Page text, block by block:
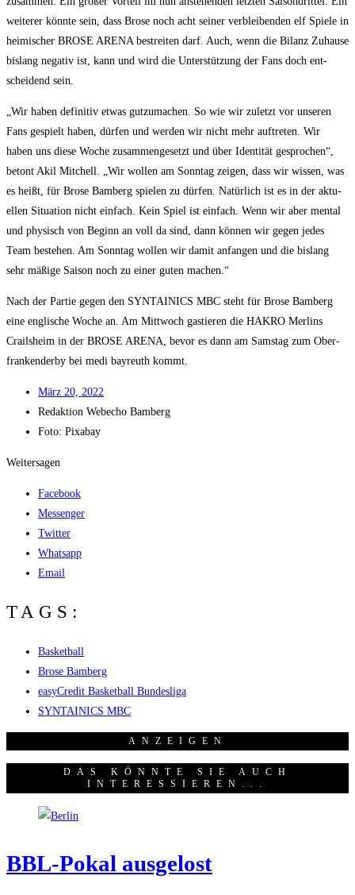
wei­te­rer könn­te sein, dass Bro­se noch acht sei­ner ver­blei­ben­den elf Spie­le in
hei­mi­scher BROSE ARENA bestrei­ten darf. Auch, wenn die Bilanz Zuhau­se
bis­lang nega­tiv ist, kann und wird die Unter­stüt­zung der Fans doch ent­
schei­dend sein.
„Wir haben defi­ni­tiv etwas gut­zu­ma­chen. So wie wir zuletzt vor unse­ren
Fans gespielt haben, dür­fen und wer­den wir nicht mehr auf­tre­ten. Wir
haben uns die­se Woche zusam­men­ge­setzt und über Iden­ti­tät gespro­chen“,
betont Akil Mit­chell. „Wir wol­len am Sonn­tag zei­gen, dass wir wis­sen, was
es heißt, für Bro­se Bam­berg spie­len zu dür­fen. Natür­lich ist es in der aktu­
el­len Situa­ti­on nicht ein­fach. Kein Spiel ist ein­fach. Wenn wir aber men­tal
und phy­sisch von Beginn an voll da sind, dann kön­nen wir gegen jedes
Team bestehen. Am Sonn­tag wol­len wir damit anfan­gen und die bis­lang
sehr mäßi­ge Sai­son noch zu einer guten machen.“
Nach der Par­tie gegen den SYNTAINICS MBC steht für Bro­se Bam­berg
eine eng­li­sche Woche an. Am Mitt­woch gas­tie­ren die HAKRO Mer­lins
Crails­heim in der BROSE ARENA, bevor es dann am Sams­tag zum Ober­
fran­ken­der­by bei medi bay­reuth kommt.
März 20, 2022
Redak­ti­on Web­echo Bamberg
Foto: Pixabay
Weitersagen
Facebook
Messenger
Twitter
Whatsapp
Email
TAGS:
Basketball
Brose Bamberg
easyCredit Basketball Bundesliga
SYNTAINICS MBC
ANZEI­GEN
DAS KÖNNTE SIE AUCH
INTERESSIEREN...
BBL-Pokal aus­ge­lost